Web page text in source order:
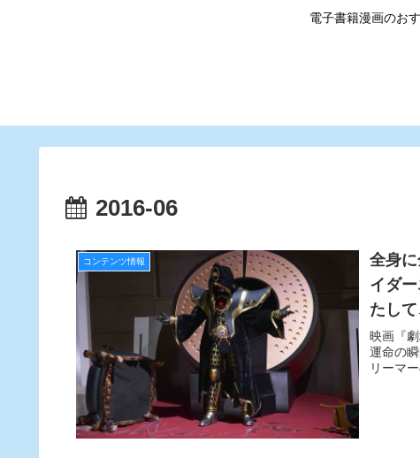
電子書籍漫画のお
2016-06
コンテンツ情報
全身
イダー
たし
映画『
運命の
リーマ